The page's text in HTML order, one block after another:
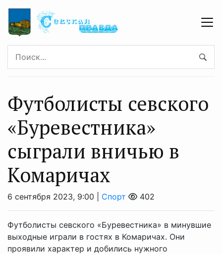
Футболисты севского
«Буревестника»
сыграли вничью в
Комаричах
6 сентября 2023, 9:00 | Спорт 402
Футболисты севского «Буревестника» в минувшие
выходные играли в гостях в Комаричах. Они
проявили характер и добились нужного